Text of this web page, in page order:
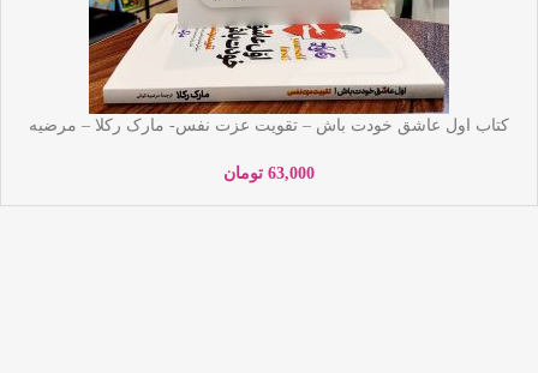
کتاب اول عاشق خودت باش – تقویت عزت نفس- مارک رکلا – مرضیه
63,000 تومان